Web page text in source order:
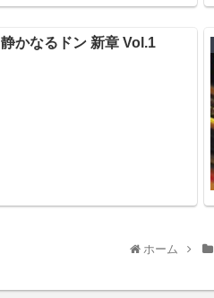
静かなるドン 新章 Vol.1
ホーム